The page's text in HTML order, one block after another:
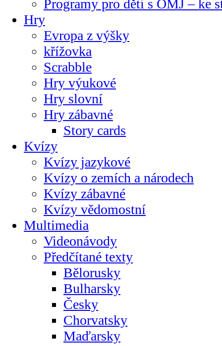
Programy pro děti s OMJ – ke
Hry
Evropa z výšky
křížovka
Scrabble
Hry výukové
Hry slovní
Hry zábavné
Story cards
Kvízy
Kvízy jazykové
Kvízy o zemích a národech
Kvízy zábavné
Kvízy vědomostní
Multimedia
Videonávody
Předčítané texty
Bělorusky
Bulharsky
Česky
Chorvatsky
Maďarsky